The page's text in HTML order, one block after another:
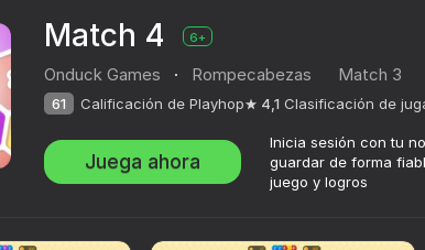
Match 4 6+
Onduck Games · Rompecabezas Match 3
61 Calificación de Playhop 4,1 Clasificación de
Juega ahora
Inicia sesión con tu
guardar de forma
juego y logros